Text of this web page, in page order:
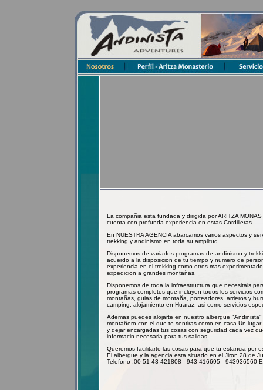
La compañia esta fundada y dirigida por ARITZA
cuenta con profunda experiencia en estas Cordilleras.
En NUESTRA AGENCIA abarcamos varios aspectos y
trekking y andinismo en toda su amplitud.
Disponemos de variados programas de andinismo y
acuerdo a la disposicion de tu tiempo y numero de
experiencia en el trekking como otros mas
expedicion a grandes montañas.
Disponemos de toda la infraestructura que necesitais
programas completos que incluyen todos los servicios
montañas, guias de montaña, porteadores, arrieros y
camping, alojamiento en Huaraz; asi como servicios
Ademas puedes alojarte en nuestro albergue
montañero con el que te sentiras como en casa.Un
y dejar encargadas tus cosas con seguridad cada vez
informacin necesaria para tus salidas.
Queremos facilitarte las cosas para que tu estancia por
El albergue y la agencia esta situado en el Jiron 28 de
Telefono :00 51 43 421808 - 943 416695 - 943936560